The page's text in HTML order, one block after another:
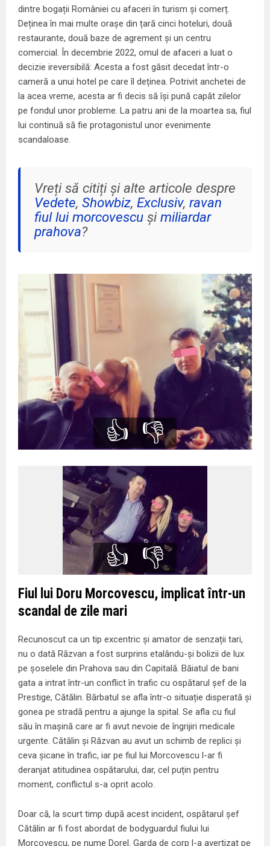
dintre bogații României cu afaceri în turism și comerț.
Deținea în mai multe orașe din țară cinci hoteluri, două
restaurante, două baze de agrement și un centru
comercial. În decembrie 2022, omul de afaceri a luat o
decizie ireversibilă: Acesta a fost găsit decedat într-o
cameră a unui hotel pe care îl deținea. Potrivit anchetei de
la acea vreme, acesta ar fi decis să își pună capăt zilelor
pe fondul unor probleme. La patru ani de la moartea sa, fiul
lui continuă să fie protagonistul unor evenimente
scandaloase.
Vreți să citiți și alte articole despre
Vedete, Showbiz, Exclusiv, ravan
fiul lui morcovescușimiliardar
prahova?
👍 👎
👍 👎
Fiul lui Doru Morcovescu, implicat într-un
scandal de zile mari
Recunoscut ca un tip excentric și amator de senzații tari,
nu o dată Răzvan a fost surprins etalându-și bolizii de lux
pe șoselele din Prahova sau din Capitală. Băiatul de bani
gata a intrat într-un conflict în trafic cu ospătarul șef de la
Prestige, Cătălin. Bărbatul se afla într-o situație disperată și
gonea pe stradă pentru a ajunge la spital. Se afla cu fiul
său în mașină care ar fi avut nevoie de îngrijiri medicale
urgente. Cătălin și Răzvan au avut un schimb de replici și
ceva șicane în trafic, iar pe fiul lui Morcovescu l-ar fi
deranjat atitudinea ospătarului, dar, cel puțin pentru
moment, conflictul s-a oprit acolo.
Doar că, la scurt timp după acest incident, ospătarul șef
Cătălin ar fi fost abordat de bodyguardul fiului lui
Morcovescu, pe nume Dorel. Garda de corp l-a avertizat pe